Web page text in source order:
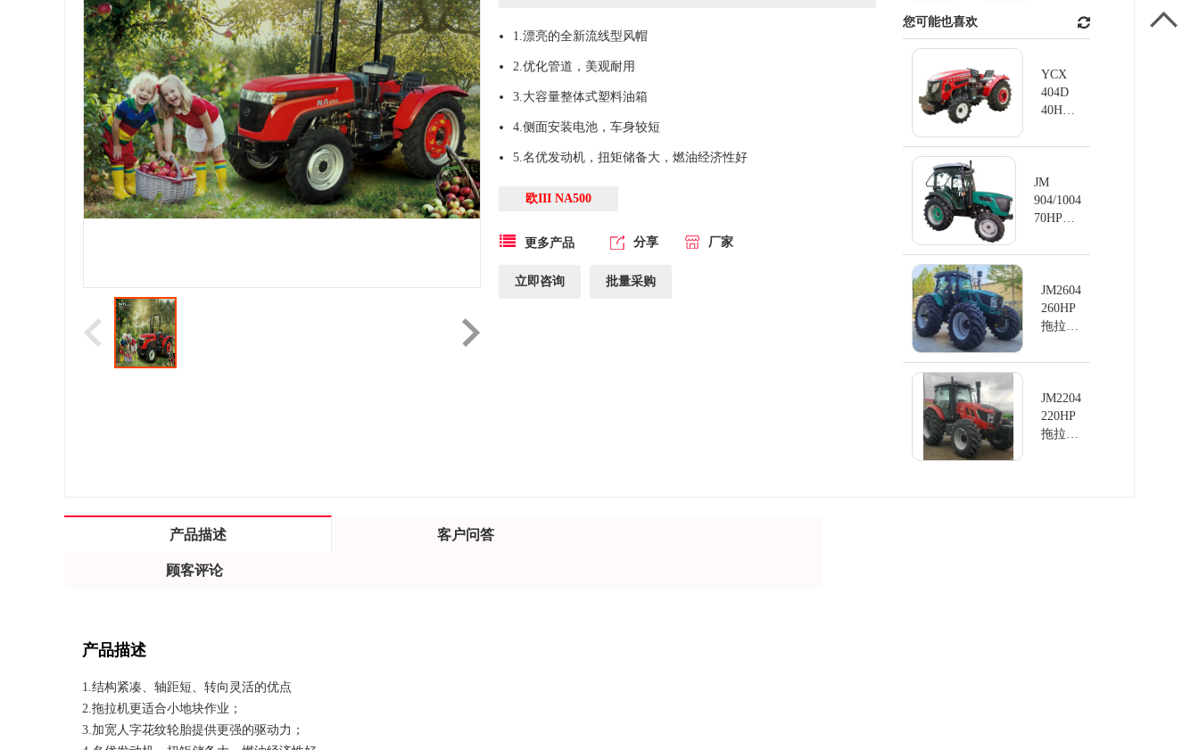

1.漂亮的全新流线型风帽
2.优化管道，美观耐用
3.大容量整体式塑料油箱
4.侧面安装电池，车身较短
5.名优发动机，扭矩储备大，燃油经济性好
欧III NA500
更多产品 分享 厂家
立即咨询 批量采购
您可能也喜欢
YCX
404D
40HP
四轮拖
JM
904/1004
70HP小
拖拉机
JM2604
260HP
拖拉机
拖拉机
JM2204
220HP
拖拉机
产品描述 客户问答
顾客评论
产品描述
1.结构紧凑、轴距短、转向灵活的优点
2.拖拉机更适合小地块作业；
3.加宽人字花纹轮胎提供更强的驱动力；